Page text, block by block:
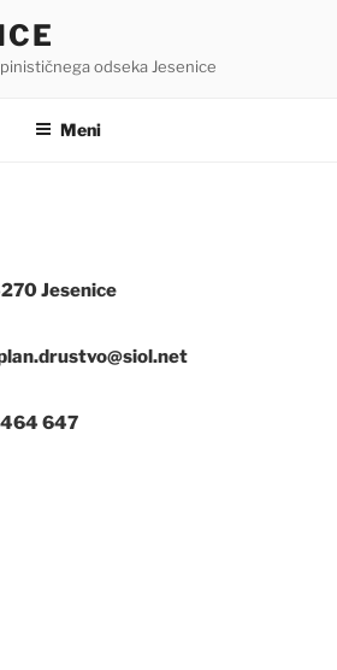
odseka Jesenice
Meni
Jesenice
647